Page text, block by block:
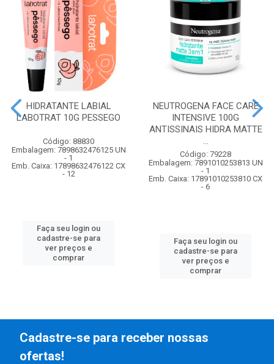
HIDRATANTE LABIAL
LABOTRAT 10G PESSEGO
Código: 88830
Embalagem: 7898632476125 UN
- 1
Emb. Caixa: 17898632476122 CX
- 12
Faça seu login ou
cadastre-se para
ver preços e
comprar
NEUTROGENA FACE CARE
INTENSIVE 100G
ANTISSINAIS HIDRA MATTE
...
Código: 79228
Embalagem: 7891010253813 UN
- 1
Emb. Caixa: 17891010253810 CX
- 6
Faça seu login ou
cadastre-se para
ver preços e
comprar
Cadastre-se para receber nossas
ofertas!